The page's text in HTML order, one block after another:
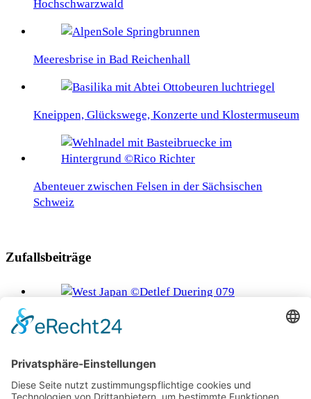
Hochschwarzwald
Meeresbrise in Bad Reichenhall
Kneippen, Glückswege, Konzerte und Klostermuseum
Abenteuer zwischen Felsen in der Sächsischen
Schweiz
Zufallsbeiträge
Eine Reise durch West-Japan
Unentdeckte nachhaltige Paradiese: Kanchanaburi in